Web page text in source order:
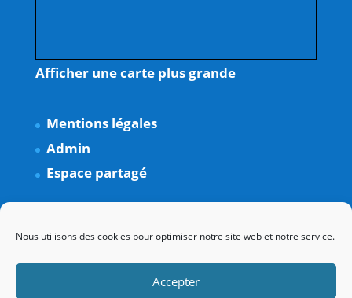
Nous utilisons des cookies pour optimiser notre site web et notre service.
Accepter
Afficher une carte plus grande
Mentions légales
Admin
Espace partagé